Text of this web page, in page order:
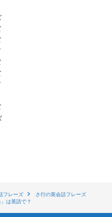
フレーズ
さ行の英会話フレーズ
」は英語で？